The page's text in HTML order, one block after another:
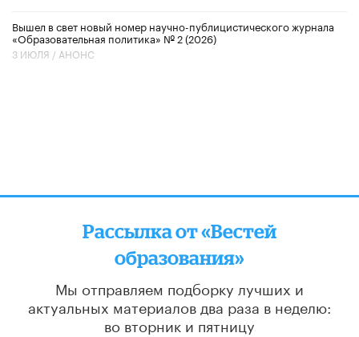
Вышел в свет новый номер научно-публицистического журнала
«Образовательная политика» № 2 (2026)
3 ИЮЛЯ / АНОНС
Рассылка от «Вестей
образования»
Мы отправляем подборку лучших и
актуальных материалов два раза в неделю:
во вторник и пятницу